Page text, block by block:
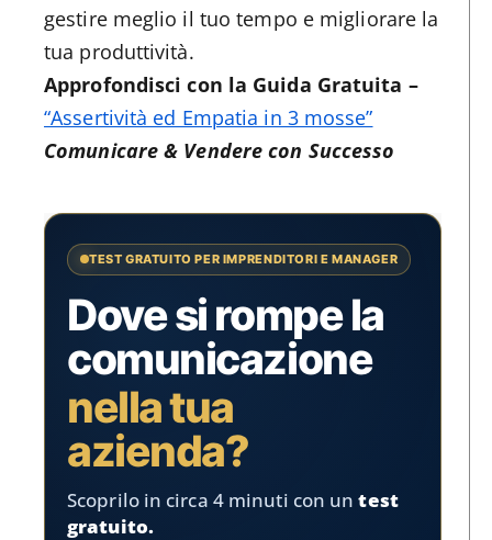
gestire meglio il tuo tempo e migliorare la
tua produttività.
Approfondisci con la Guida Gratuita –
“Assertività ed Empatia in 3 mosse”
Comunicare & Vendere con Successo
TEST GRATUITO PER IMPRENDITORI E MANAGER
Dove si rompe la
comunicazione
nella tua
azienda?
Scoprilo in circa 4 minuti con untest
gratuito.